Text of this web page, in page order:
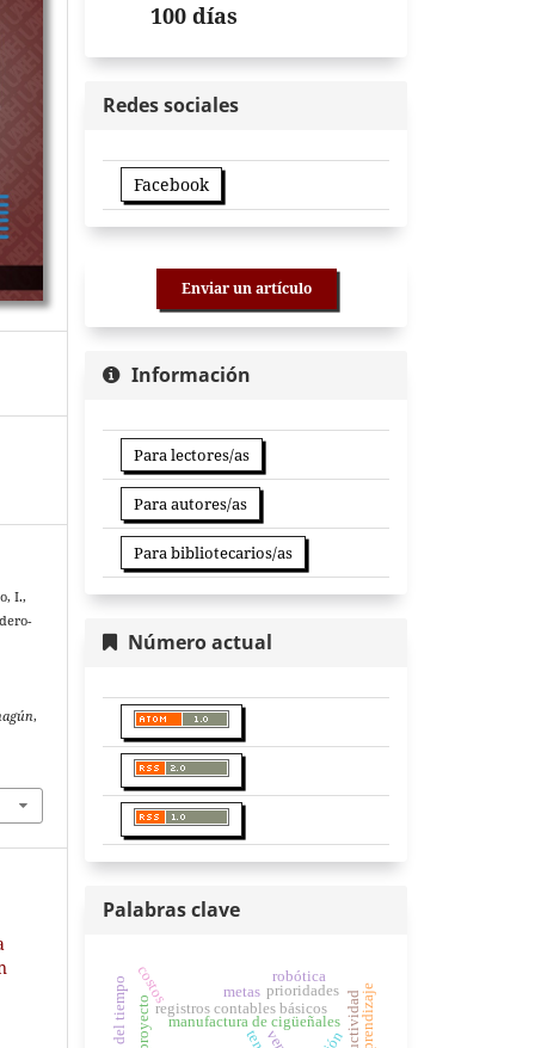
I.,
,
100 días
Redes sociales
Facebook
Enviar un artículo
Información
Para lectores/as
Para autores/as
Para bibliotecarios/as
Número actual
Palabras clave
manufactura de cigüeñales
registros contables básicos
prioridades
metas
proyecto
robótica
costos